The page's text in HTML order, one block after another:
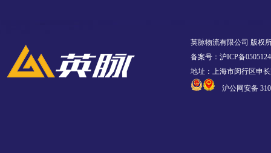
英脉物流有限公司 版权
备案号：沪ICP备
地址：上海市闵行区申
沪公网安备